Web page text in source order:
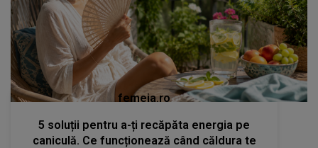
femeia.ro
5 soluții pentru a-ți recăpăta energia pe
caniculă. Ce funcționează când căldura te